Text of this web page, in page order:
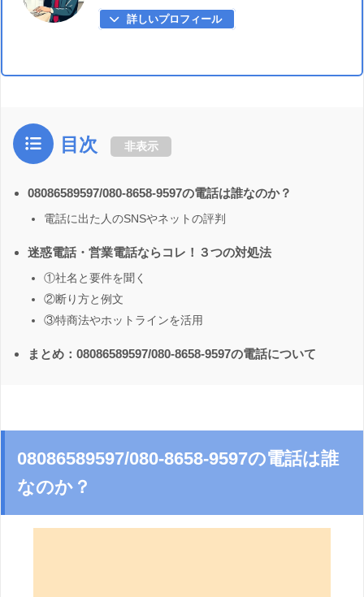
詳しいプロフィール
目次 非表示
08086589597/080-8658-9597の電話は誰なのか？
電話に出た人のSNSやネットの評判
迷惑電話・営業電話ならコレ！３つの対処法
①社名と要件を聞く
②断り方と例文
③特商法やホットラインを活用
まとめ：08086589597/080-8658-9597の電話について
08086589597/080-8658-9597の電話は誰
なのか？